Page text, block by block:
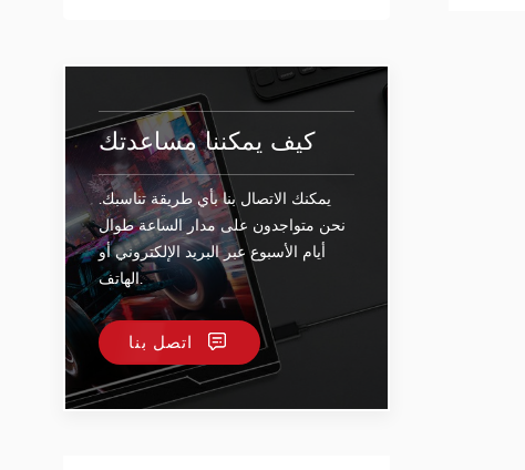
كيف يمكننا مساعدتك
يمكنك الاتصال بنا بأي طريقة تناسبك.
نحن متواجدون على مدار الساعة طوال
أيام الأسبوع عبر البريد الإلكتروني أو
الهاتف.
اتصل بنا